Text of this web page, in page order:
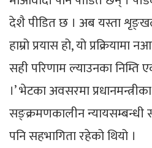
देशै पीडित छ । अब यस्ता
हाम्रो प्रयास हो, यो
सही परिणाम ल्याउनका निम्ति
।’ भेटका अवसरमा
सङ्क्रमणकालीन न्यायसम्बन्धी
पनि सहभागिता रहेको थियो ।